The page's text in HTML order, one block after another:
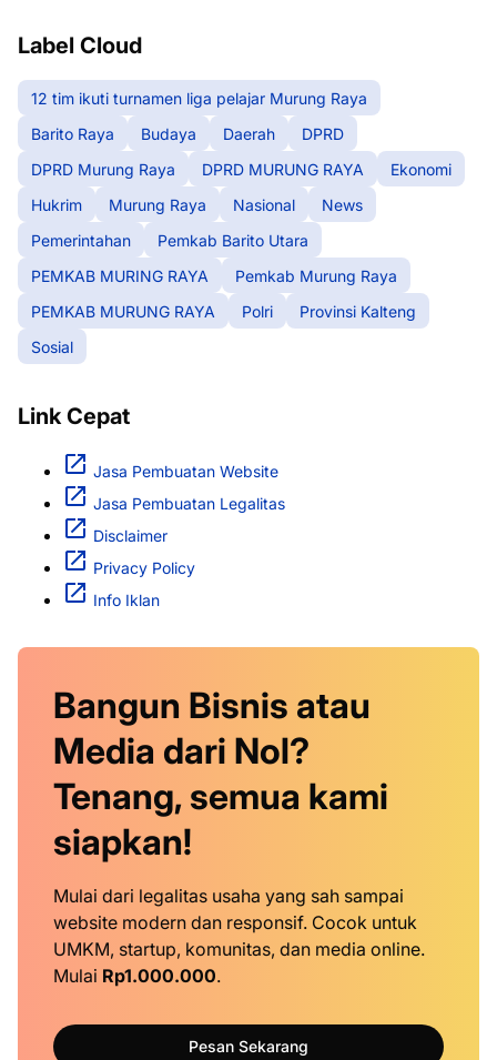
Label Cloud
12 tim ikuti turnamen liga pelajar Murung Raya
Barito Raya
Budaya Daerah
DPRD
DPRD Murung Raya
DPRD MURUNG RAYA
Ekonomi
Hukrim
Murung Raya Nasional
News
Pemerintahan
Pemkab Barito Utara
PEMKAB MURING RAYA
Pemkab Murung Raya
PEMKAB MURUNG RAYA
Polri
Provinsi Kalteng
Sosial
Link Cepat
Jasa Pembuatan Website
Jasa Pembuatan Legalitas
Disclaimer
Privacy Policy
Info Iklan
Bangun Bisnis atau
Media dari Nol?
Tenang, semua kami
siapkan!
Mulai dari legalitas usaha yang sah sampai
website modern dan responsif. Cocok untuk
UMKM, startup, komunitas, dan media online.
Mulai Rp1.000.000.
Pesan Sekarang